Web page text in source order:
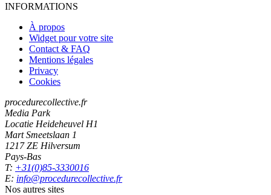
INFORMATIONS
À propos
Widget pour votre site
Contact & FAQ
Mentions légales
Privacy
Cookies
procedurecollective.fr
Media Park
Locatie Heideheuvel H1
Mart Smeetslaan 1
1217 ZE Hilversum
Pays-Bas
T: +31(0)85-3330016
E: info@procedurecollective.fr
Nos autres sites